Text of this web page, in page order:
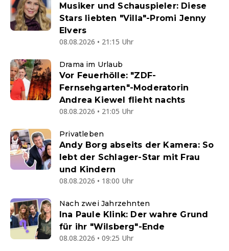
Musiker und Schauspieler: Diese
Stars liebten "Villa"-Promi Jenny
Elvers
08.08.2026 • 21:15 Uhr
Drama im Urlaub
Vor Feuerhölle: "ZDF-
Fernsehgarten"-Moderatorin
Andrea Kiewel flieht nachts
08.08.2026 • 21:05 Uhr
Privatleben
Andy Borg abseits der Kamera: So
lebt der Schlager-Star mit Frau
und Kindern
08.08.2026 • 18:00 Uhr
Nach zwei Jahrzehnten
Ina Paule Klink: Der wahre Grund
für ihr "Wilsberg"-Ende
08.08.2026 • 09:25 Uhr